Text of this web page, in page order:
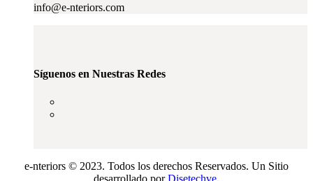
info@e-nteriors.com
Síguenos en Nuestras Redes
e-nteriors © 2023. Todos los derechos Reservados. Un Sitio
desarrollado porDisetechve.